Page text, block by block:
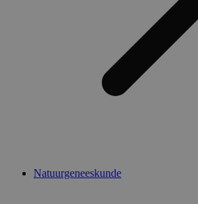
Natuurgeneeskunde